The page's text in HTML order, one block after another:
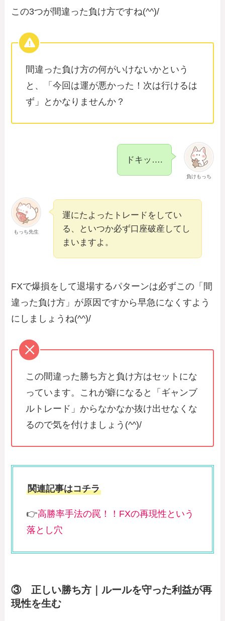
この3つが間違った負け方ですね(^^)/
間違った負け方の何がいけないかという
と、「今回は運が悪かった！次は行けるは
ず」とかなりませんか？
負けもっち
ドキッ….
もっち先生
運にたよったトレードをしてい
る、といつか必ず口座破産してし
まいますよ。
FXで爆損をして退場するパターンは必ずこの「間
違った負け方」が原因ですから早急になくすよう
にしましょうね(^^)/
この間違った勝ち方と負け方はセットにな
っています。これが癖になると「ギャンブ
ルトレード」からなかなか抜け出せなくな
るので気を付けましょう(^^)/
関連記事はコチラ
👉高勝率手法の罠！！FXの再現性という
落とし穴
③ 正しい勝ち方｜ルールを守った利益が再
現性を生む